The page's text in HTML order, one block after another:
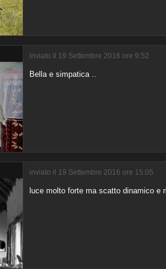
inviato il 19 Settembre 2016 ore 9:52
Bella e simpatica ..
inviato il 19 Settembre 2016 ore 15:05
luce molto forte ma scatto dinamico e